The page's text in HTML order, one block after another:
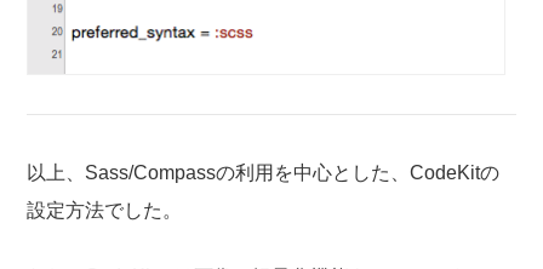
以上、Sass/Compassの利用を中心とした、CodeKitの
設定方法でした。